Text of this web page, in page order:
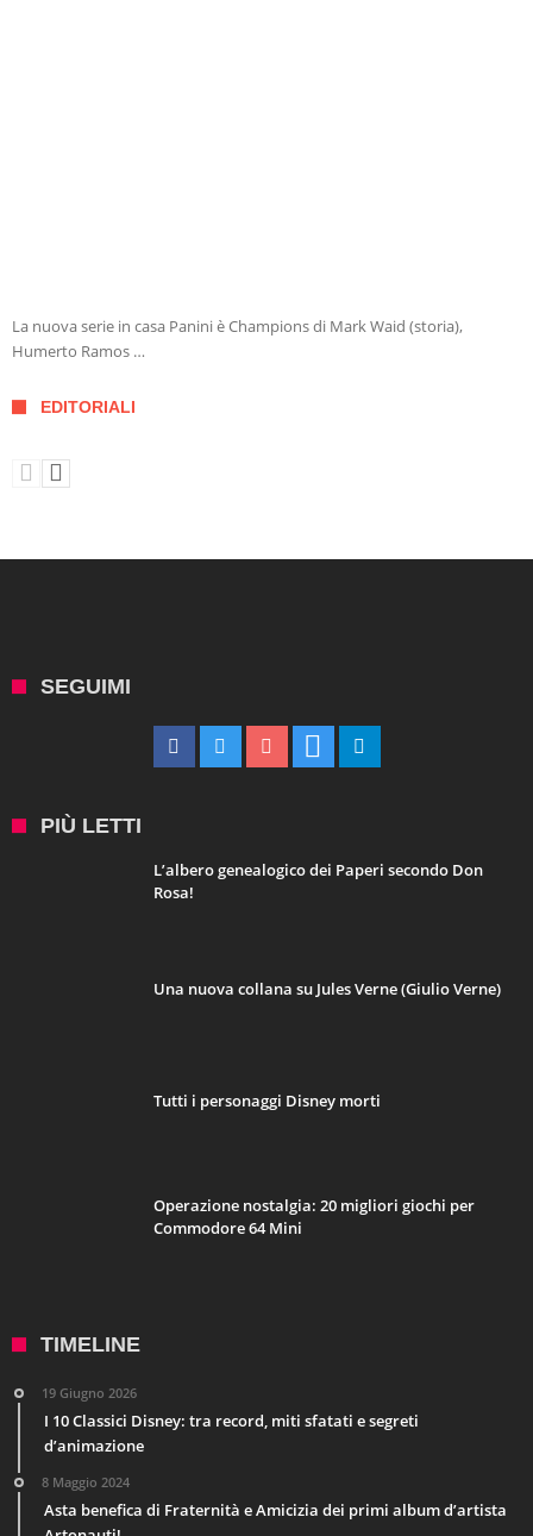
La nuova serie in casa Panini è Champions di Mark Waid (storia),
Humerto Ramos …
EDITORIALI
SEGUIMI
PIÙ LETTI
L’albero genealogico dei Paperi secondo Don
Rosa!
Una nuova collana su Jules Verne (Giulio Verne)
Tutti i personaggi Disney morti
Operazione nostalgia: 20 migliori giochi per
Commodore 64 Mini
TIMELINE
19 Giugno 2026
I 10 Classici Disney: tra record, miti sfatati e segreti
d’animazione
8 Maggio 2024
Asta benefica di Fraternità e Amicizia dei primi album d’artista